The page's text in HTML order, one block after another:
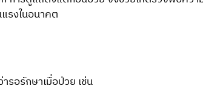
รงในอนาคต
รอรักษาเมื่อป่วย เช่น